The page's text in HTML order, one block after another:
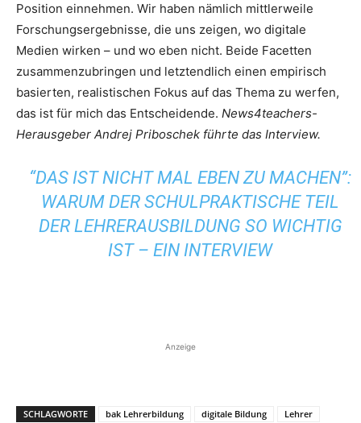
Position einnehmen. Wir haben nämlich mittlerweile
Forschungsergebnisse, die uns zeigen, wo digitale
Medien wirken – und wo eben nicht. Beide Facetten
zusammenzubringen und letztendlich einen empirisch
basierten, realistischen Fokus auf das Thema zu werfen,
das ist für mich das Entscheidende. News4teachers-
Herausgeber Andrej Priboschek führte das Interview.
“DAS IST NICHT MAL EBEN ZU MACHEN”:
WARUM DER SCHULPRAKTISCHE TEIL
DER LEHRERAUSBILDUNG SO WICHTIG
IST – EIN INTERVIEW
Anzeige
SCHLAGWORTE bak Lehrerbildung digitale Bildung
Lehrer